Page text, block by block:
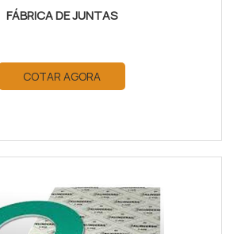
FÁBRICA DE JUNTAS
COTAR AGORA